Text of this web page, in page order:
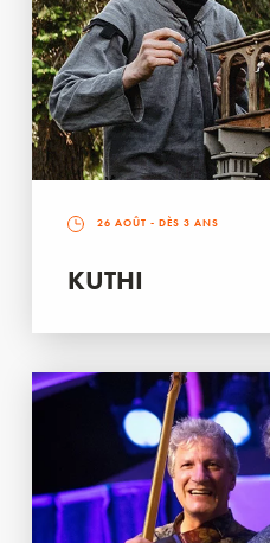
26 AOÛT - DÈS 3 ANS
KUTHI